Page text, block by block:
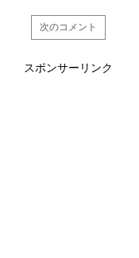
次のコメント
スポンサーリンク